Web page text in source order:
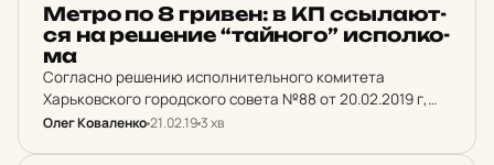
Метро по 8 гривен: в КП ссыла­ют­
ся на ре­ше­ние “тай­но­го” ис­пол­ко­
ма
Согласно решению исполнительного комитета
Харьковского городского совета №88 от 20.02.2019 г,
тариф на услугу по перевозке пассажиров в
Олег Коваленко21.02.193 хв